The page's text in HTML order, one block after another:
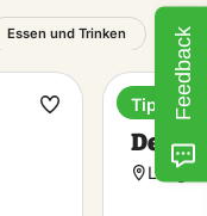
Essen und Trinken
Favorit
De
Tip van
Feedback